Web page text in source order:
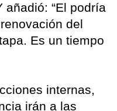
añadió: “El podría
del
Es un tiempo
internas,
irán a las